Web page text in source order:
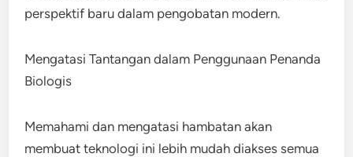
perspektif baru dalam pengobatan modern.
Mengatasi Tantangan dalam Penggunaan Penanda
Biologis
Memahami dan mengatasi hambatan akan
membuat teknologi ini lebih mudah diakses semua